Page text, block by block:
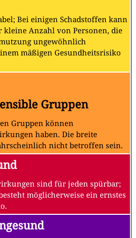
Bei einigen Schadstoffen kann
kleine Anzahl von Personen, die
ungewöhnlich
mäßigen Gesundheitsrisiko
Gruppen
Gruppen können
haben. Die breite
nicht betroffen sein.
sind für jeden spürbar;
möglicherweise ein ernstes